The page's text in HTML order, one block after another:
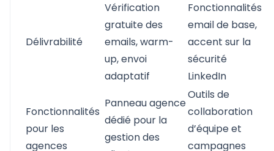
Délivrabilité
Vérification
gratuite des
emails, warm-
up, envoi
adaptatif
Fonctionnalités
email de base,
accent sur la
sécurité
LinkedIn
Fonctionnalités
pour les
agences
Panneau agence
dédié pour la
gestion des
Outils de
collaboration
d’équipe et
campagnes